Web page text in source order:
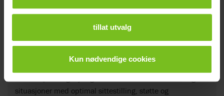
tillat utvalg
Kun nødvendige cookies
Manuelle rullestoler
situasjoner med optimal sittestilling, støtte og